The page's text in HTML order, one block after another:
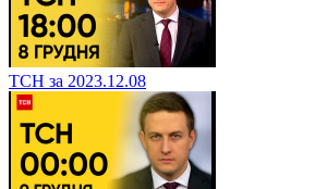
ТСН за 2023.12.08